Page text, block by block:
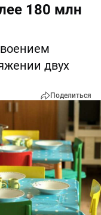
180 млн
двух
Поделиться